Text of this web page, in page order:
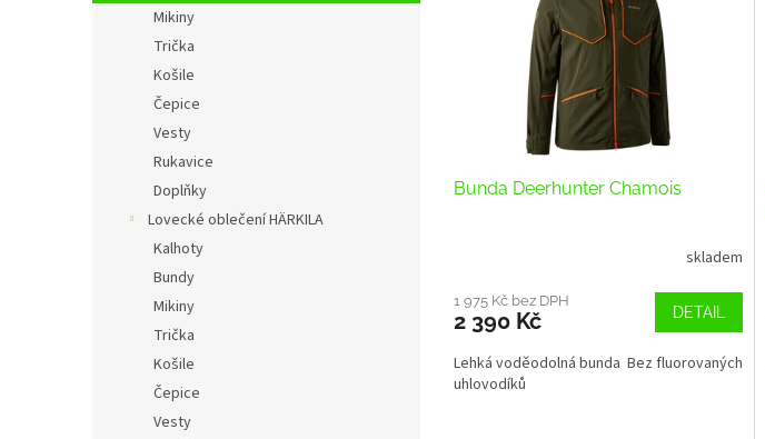
n
Mikiny
Trička
Košile
Čepice
Vesty
Rukavice
Doplňky
Lovecké oblečení HÄRKILA
Kalhoty
Bundy
Mikiny
Trička
Košile
Čepice
Vesty
Bunda Deerhunter Chamois
skladem
1 975 Kč bez DPH
2 390 Kč DETAIL
Lehká voděodolná bunda Bez fluorovaných
uhlovodíků